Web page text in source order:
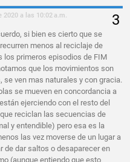
2020 a las 10:02 a.m.
si bien es cierto que se
menos al reciclaje de
primeros episodios de FIM
que los movimientos son
se ven mas naturales y con gracia.
se mueven en concordancia a
ejerciendo con el resto del
reciclan las secuencias de
y entendible) pero esa es la
las vez moverse de un lugar a
de dar saltos o desaparecer en
(aunque entiendo que esto